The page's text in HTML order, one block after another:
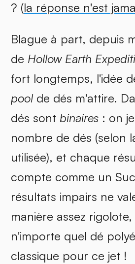
? (la réponse n'est
Blague à part, depuis
de Hollow Earth
fort longtemps, l'idée
poolde dés m'attire.
dés sontbinaires : on
nombre de dés (selon
utilisée), et chaque
compte comme un
résultats impairs ne
manière assez
n'importe quel dé
classique pour ce jet !